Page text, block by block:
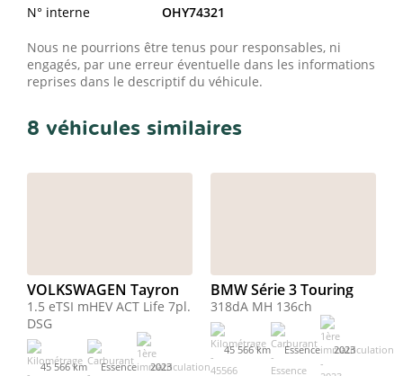
N° interne OHY74321
Nous ne pourrions être tenus pour responsables, ni
engagés, par une erreur éventuelle dans les informations
reprises dans le descriptif du véhicule.
8 véhicules similaires
VOLKSWAGEN Tayron
1.5 eTSI mHEV ACT Life 7pl.
DSG
45 566 km Essence 2023
BMW Série 3 Touring
318dA MH 136ch
45 566 km Essence 2023